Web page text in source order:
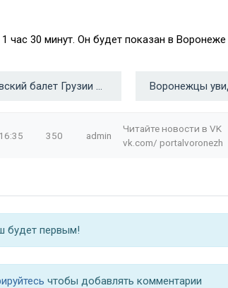
час 30 минут. Он будет показан в Воронеже
← В Воронеже королевский балет Грузии представит «огненные танцы»
16:35 350 admin
Читайте новости в VK
vk.com/ portalvoronezh
будет первым!
чтобы добавлять комментарии